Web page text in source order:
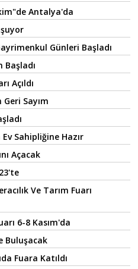
Antalya'da
Günleri Başladı
Başladı
Açıldı
Sayım
Sahipliğine Hazır
Açacak
Ve Tarım Fuarı
6-8 Kasım'da
Buluşacak
Fuara Katıldı